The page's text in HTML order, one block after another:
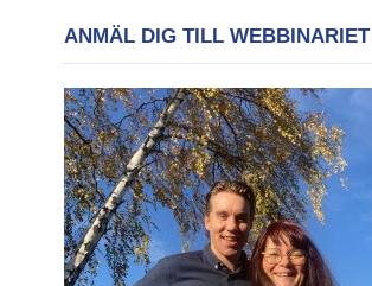
ANMÄL DIG TILL WEBBINARIET